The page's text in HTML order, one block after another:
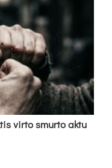
vir­to smur­to ak­tu